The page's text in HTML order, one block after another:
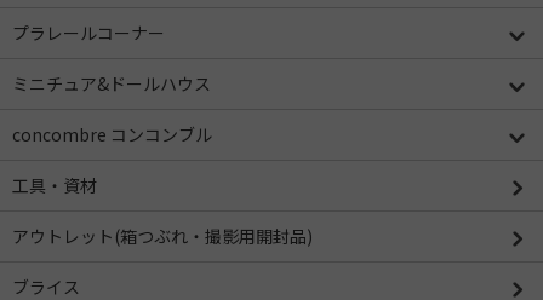
プラレールコーナー
ミニチュア&ドールハウス
concombre コンコンブル
工具・資材
アウトレット(箱つぶれ・撮影用開封品)
ブライス